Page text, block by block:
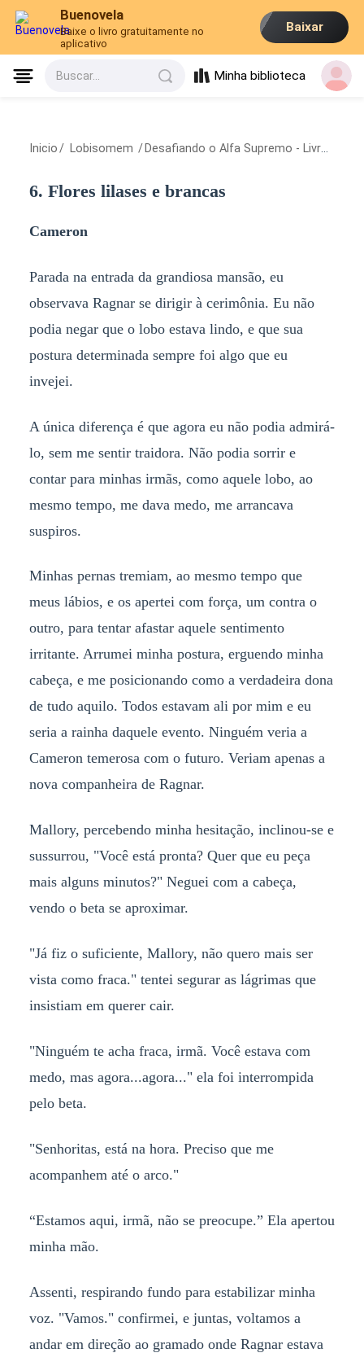
Buenovela
Baixe o livro gratuitamente no
aplicativo
Baixar
Buscar... Minha biblioteca
Inicio / Lobisomem / Desafiando o Alfa Supremo - Livro 3
6. Flores lilases e brancas
Cameron
Parada na entrada da grandiosa mansão, eu
observava Ragnar se dirigir à cerimônia. Eu não
podia negar que o lobo estava lindo, e que sua
postura determinada sempre foi algo que eu
invejei.
A única diferença é que agora eu não podia admirá-
lo, sem me sentir traidora. Não podia sorrir e
contar para minhas irmãs, como aquele lobo, ao
mesmo tempo, me dava medo, me arrancava
suspiros.
Minhas pernas tremiam, ao mesmo tempo que
meus lábios, e os apertei com força, um contra o
outro, para tentar afastar aquele sentimento
irritante. Arrumei minha postura, erguendo minha
cabeça, e me posicionando como a verdadeira dona
de tudo aquilo. Todos estavam ali por mim e eu
seria a rainha daquele evento. Ninguém veria a
Cameron temerosa com o futuro. Veriam apenas a
nova companheira de Ragnar.
Mallory, percebendo minha hesitação, inclinou-se e
sussurrou, "Você está pronta? Quer que eu peça
mais alguns minutos?" Neguei com a cabeça,
vendo o beta se aproximar.
"Já fiz o suficiente, Mallory, não quero mais ser
vista como fraca." tentei segurar as lágrimas que
insistiam em querer cair.
"Ninguém te acha fraca, irmã. Você estava com
medo, mas agora...agora..." ela foi interrompida
pelo beta.
"Senhoritas, está na hora. Preciso que me
acompanhem até o arco."
“Estamos aqui, irmã, não se preocupe.” Ela apertou
minha mão.
Assenti, respirando fundo para estabilizar minha
voz. "Vamos." confirmei, e juntas, voltamos a
andar em direção ao gramado onde Ragnar estava